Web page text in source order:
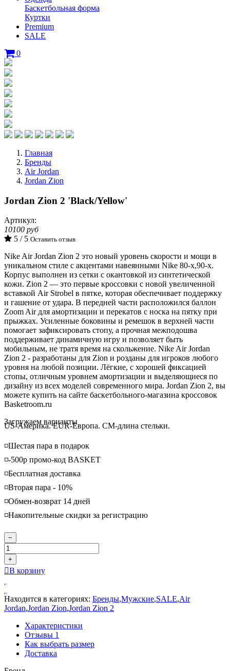
Баскетбольная форма
Куртки
Premium
SALE
0
Главная
Бренды
Air Jordan
Jordan Zion
Jordan Zion 2 'Black/Yellow'
Артикул:
10100 руб
5 / 5 Оставить отзыв
Nike Air Jordan Zion 2 это новый уровень скорости и мощи в
уникальном стиле с акцентами навеянными Nike 80-х,90-х.
Корпус выполнен из сетки с окантовкой из синтетической
кожи. Zion 2 — это первые кроссовки с новой увеличенной
вставкой Air Strobel в пятке, которая обеспечивает поддержку
и гашение от удара. В передней части расположился баллон
Zoom Air для амортизации и перекатов с носка на пятку при
прыжках. Усиленные боковины и ремешок в верхней части
помогает зафиксировать стопу, а прочная межподошва
поддерживает динамичную игру и позволяет быть
мобильным, не тратя время на скольжение. Nike Air Jordan
Zion 2 - разработаны для Zion и розданы для игроков любого
уровня на любой позиции. Лёгкие, с хорошей фиксацией
стопы, отличным уровнем амортизации и выделяющиеся по
дизайну из всех моделей современного мира. Jordan Zion 2, вы
можете купить на сайте баскетбольного-магазина кроссовок
Basketroom.ru
Loading...
Загружаем варианты
US-Америка. EUR-Европа. CM-длина стельки.
◽️Шестая пара в подарок
◽️-500р промо-код BASKET
◽️Бесплатная доставка
◽️Вторая пара - 10%
◽️Обмен-возврат 14 дней
◽️Накопительные скидки за регистрацию
−
+
В корзину
Находится в категориях: Бренды,Мужские,SALE,Air
Jordan,Jordan Zion,Jordan Zion 2
Характеристики
Отзывы 1
Как выбрать размер
Доставка